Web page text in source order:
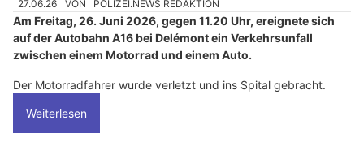
27.06.26 VON POLIZEI.NEWS REDAKTION
Am Freitag, 26. Juni 2026, gegen 11.20 Uhr, ereignete sich
auf der Autobahn A16 bei Delémont ein Verkehrsunfall
zwischen einem Motorrad und einem Auto.
Der Motorradfahrer wurde verletzt und ins Spital gebracht.
Weiterlesen